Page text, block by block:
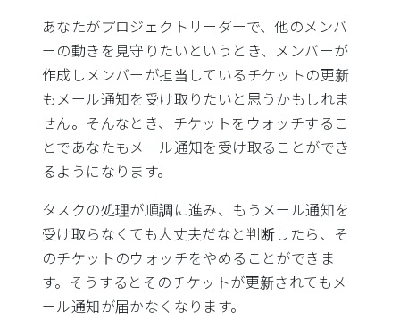
あなたがプロジェクトリーダーで、他のメンバ
ーの動きを見守りたいというとき、メンバーが
作成しメンバーが担当しているチケットの更新
もメール通知を受け取りたいと思うかもしれま
せん。そんなとき、チケットをウォッチするこ
とであなたもメール通知を受け取ることができ
るようになります。
タスクの処理が順調に進み、もうメール通知を
受け取らなくても大丈夫だなと判断したら、そ
のチケットのウォッチをやめることができま
す。そうするとそのチケットが更新されてもメ
ール通知が届かなくなります。